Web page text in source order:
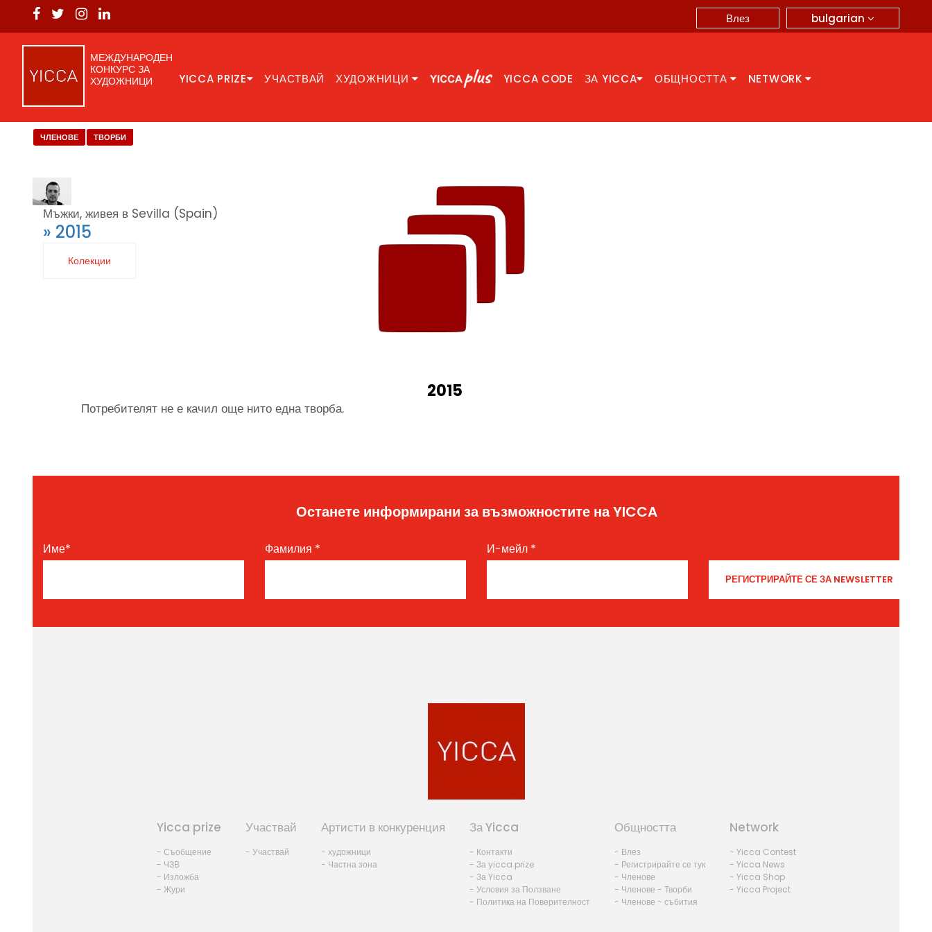
bulgarian
Влез
МЕЖДУНАРОДЕН
КОНКУРС ЗА
ХУДОЖНИЦИ
YICCA PRIZE УЧАСТВАЙ ХУДОЖНИЦИ YICCA CODE ЗА YICCA ОБЩНОСТТА NETWORK
ЧЛЕНОВЕ ТВОРБИ
Мъжки, живея в Sevilla (Spain)
» 2015
Колекции
2015
Потребителят не е качил още нито една творба.
Останете информирани за възможностите на YICCA
Име* Фамилия * И-мейл *
Yicca prize
- Съобщение
- ЧЗВ
- Изложба
- Жури
Участвай
- Участвай
Артисти в конкуренция
- художници
- Частна зона
За Yicca
- Контакти
- За yicca prize
- За Yicca
- Условия за Ползване
- Политика на Поверителност
Общността
- Влез
- Регистрирайте се тук
- Членове
- Членове - Творби
- Членове - събития
Network
- Yicca Contest
- Yicca News
- Yicca Shop
- Yicca Project